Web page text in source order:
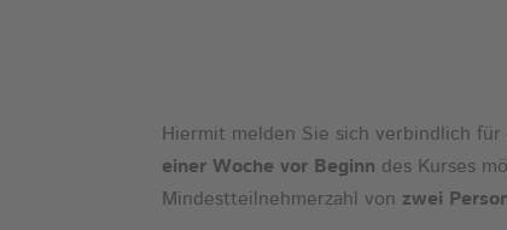
Hiermit melden Sie sich verbindlich
einer Woche vor Beginn des Kurses
Mindestteilnehmerzahl vonzwei